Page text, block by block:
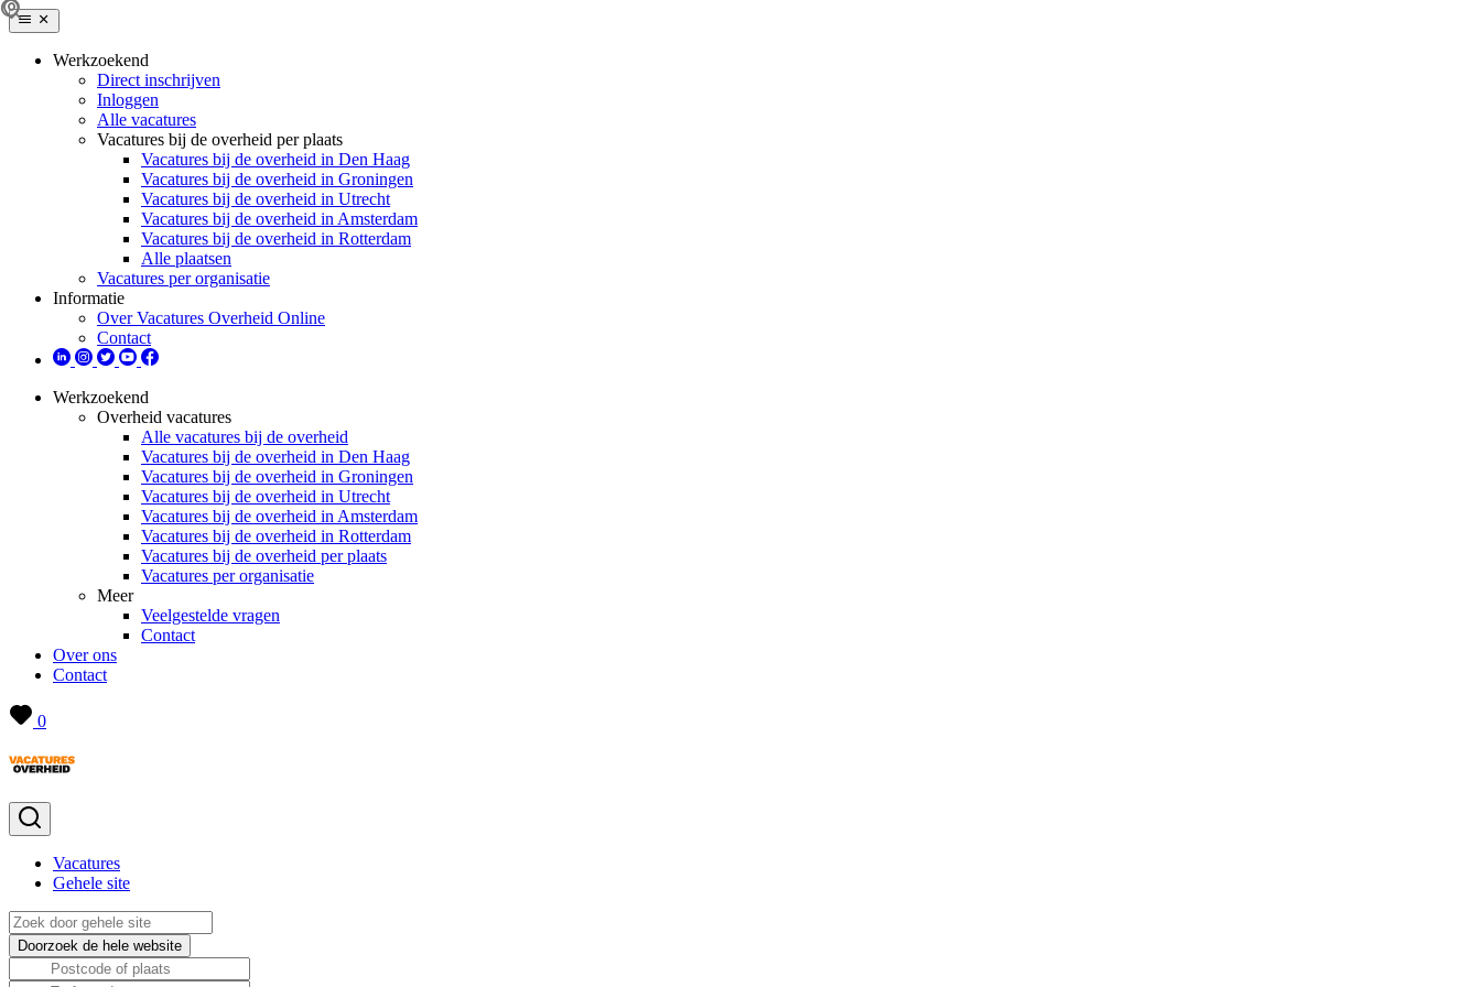
Werkzoekend
Direct inschrijven
Inloggen
Alle vacatures
Vacatures bij de overheid per plaats
Vacatures bij de overheid in Den Haag
Vacatures bij de overheid in Groningen
Vacatures bij de overheid in Utrecht
Vacatures bij de overheid in Amsterdam
Vacatures bij de overheid in Rotterdam
Alle plaatsen
Vacatures per organisatie
Informatie
Over Vacatures Overheid Online
Contact
Werkzoekend
Overheid vacatures
Alle vacatures bij de overheid
Vacatures bij de overheid in Den Haag
Vacatures bij de overheid in Groningen
Vacatures bij de overheid in Utrecht
Vacatures bij de overheid in Amsterdam
Vacatures bij de overheid in Rotterdam
Vacatures bij de overheid per plaats
Vacatures per organisatie
Meer
Veelgestelde vragen
Contact
Over ons
Contact
0
Vacatures
Gehele site